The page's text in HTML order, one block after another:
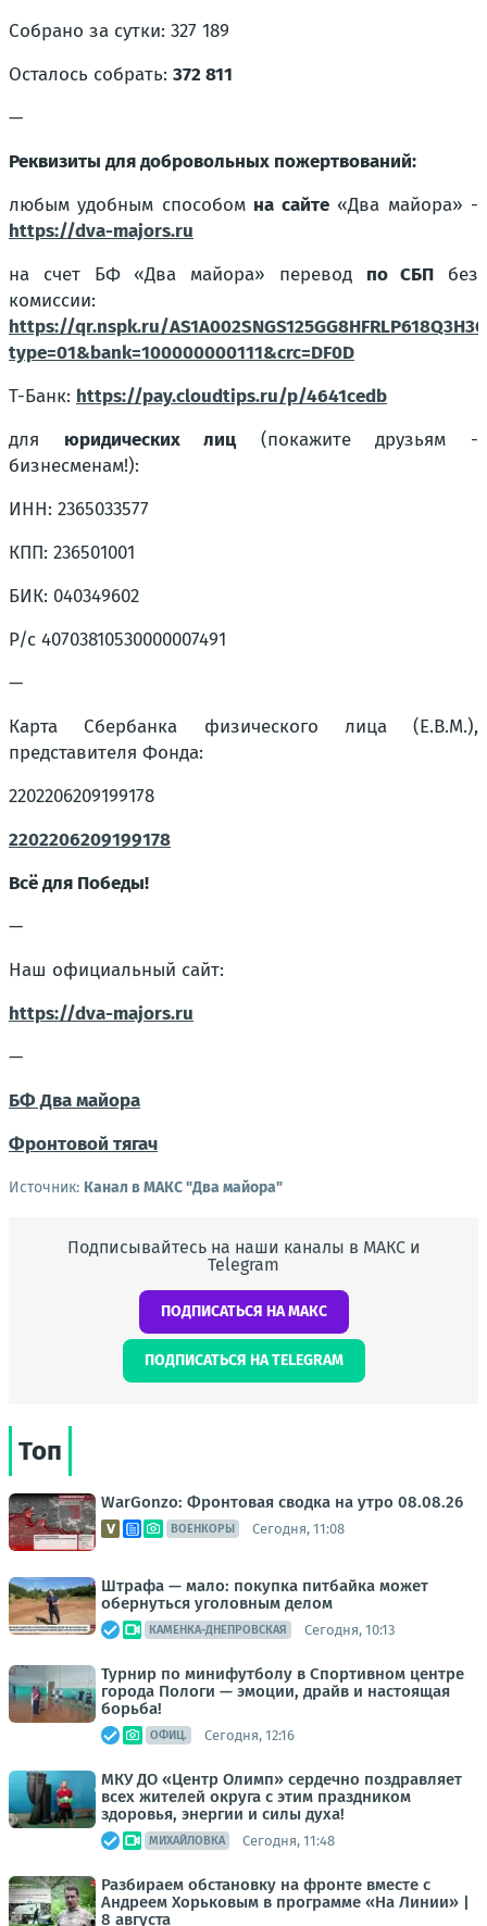
Собрано за сутки: 327 189
Осталось собрать: 372 811
—
Реквизиты для добровольных пожертвований:
любым удобным способом на сайте«Два майора» -
https://dva-majors.ru
на счет БФ «Два майора» перевод по СБП без
комиссии:
https://qr.nspk.ru/
type=01&bank=100000000111&crc=DF0D
T-Банк: https://pay.cloudtips.ru/p/4641cedb
для юридических лиц(покажите друзьям -
бизнесменам!):
ИНН: 2365033577
КПП: 236501001
БИК: 040349602
Р/с 40703810530000007491
—
Карта Сбербанка физического лица (Е.В.М.),
представителя Фонда:
2202206209199178
2202206209199178
Всё для Победы!
—
Наш официальный сайт:
https://dva-majors.ru
—
БФ Два майора
Фронтовой тягач
Источник: Канал в МАКС "Два майора"
Подписывайтесь на наши каналы в МАКС и
Telegram
ПОДПИСАТЬСЯ НА МАКС
ПОДПИСАТЬСЯ НА TELEGRAM
Топ
WarGonzo: Фронтовая сводка на утро 08.08.26
ВОЕНКОРЫ Сегодня, 11:08
Штрафа — мало: покупка питбайка может
обернуться уголовным делом
КАМЕНКА-ДНЕПРОВСКАЯ Сегодня, 10:13
Турнир по минифутболу в Спортивном центре
города Пологи — эмоции, драйв и настоящая
борьба!
ОФИЦ. Сегодня, 12:16
МКУ ДО «Центр Олимп» сердечно поздравляет
всех жителей округа с этим праздником
здоровья, энергии и силы духа!
МИХАЙЛОВКА Сегодня, 11:48
Разбираем обстановку на фронте вместе с
Андреем Хорьковым в программе «На Линии» |
8 августа